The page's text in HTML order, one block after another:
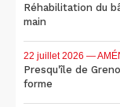
Réhabilitation du
main
22 juillet 2026 —
Presqu'île de
forme